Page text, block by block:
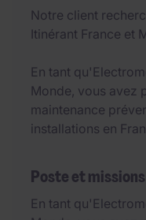
Notre client
Itinérant France et
En tant
Monde, vous avez
maintenance
installations en
Poste et missions
En tant